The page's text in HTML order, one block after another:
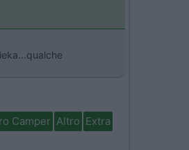
Camper Altro Extra